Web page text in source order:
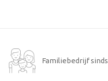
Familiebedrijf sinds